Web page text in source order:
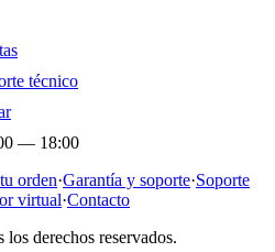
técnico
— 18:00
orden·Garantía y soporte·Soporte
virtual·Contacto
los derechos reservados.